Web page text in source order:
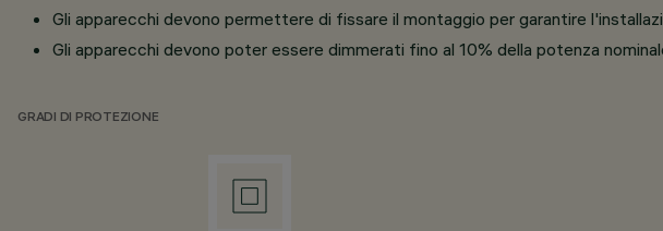
Gli apparecchi devono permettere di fissare il montaggio per garantire
Gli apparecchi devono poter essere dimmerati fino al 10% della potenza
GRADI DI PROTEZIONE